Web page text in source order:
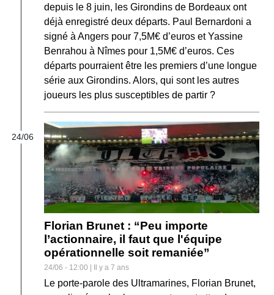
depuis le 8 juin, les Girondins de Bordeaux ont
déjà enregistré deux départs. Paul Bernardoni a
signé à Angers pour 7,5M€ d’euros et Yassine
Benrahou à Nîmes pour 1,5M€ d’euros. Ces
départs pourraient être les premiers d’une longue
série aux Girondins. Alors, qui sont les autres
joueurs les plus susceptibles de partir ?
24/06
Florian Brunet : “Peu importe
l’actionnaire, il faut que l'équipe
opérationnelle soit remaniée”
24/06 - 12:00 | Il y a 7 ans
Le porte-parole des Ultramarines, Florian Brunet,